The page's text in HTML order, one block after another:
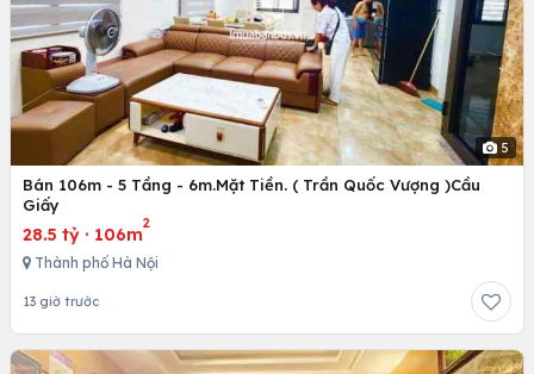
5
Bán 106m - 5 Tầng - 6m.Mặt Tiền. ( Trần Quốc Vượng )Cầu
Giấy
28.5 tỷ · 106m
2
Thành phố Hà Nội
13 giờ trước